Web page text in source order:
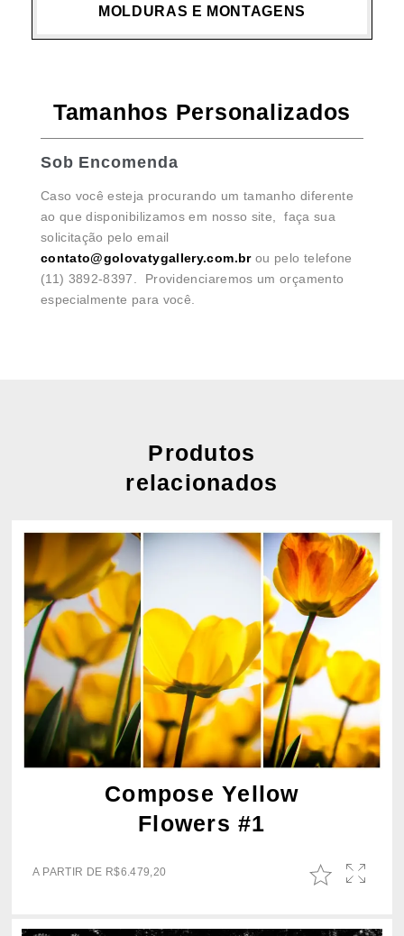
MOLDURAS E MONTAGENS
Tamanhos Personalizados
Sob Encomenda
Caso você esteja procurando um tamanho diferente
ao que disponibilizamos em nosso site, faça sua
solicitação pelo email
contato@golovatygallery.com.brou pelo telefone
(11) 3892-8397. Providenciaremos um orçamento
especialmente para você.
Produtos
relacionados
Compose Yellow
Flowers #1
A PARTIR DE R$6.479,20